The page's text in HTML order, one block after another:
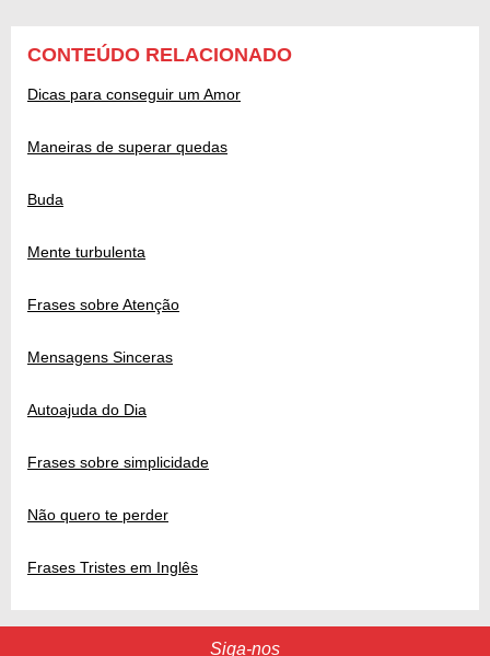
CONTEÚDO RELACIONADO
Dicas para conseguir um Amor
Maneiras de superar quedas
Buda
Mente turbulenta
Frases sobre Atenção
Mensagens Sinceras
Autoajuda do Dia
Frases sobre simplicidade
Não quero te perder
Frases Tristes em Inglês
Siga-nos